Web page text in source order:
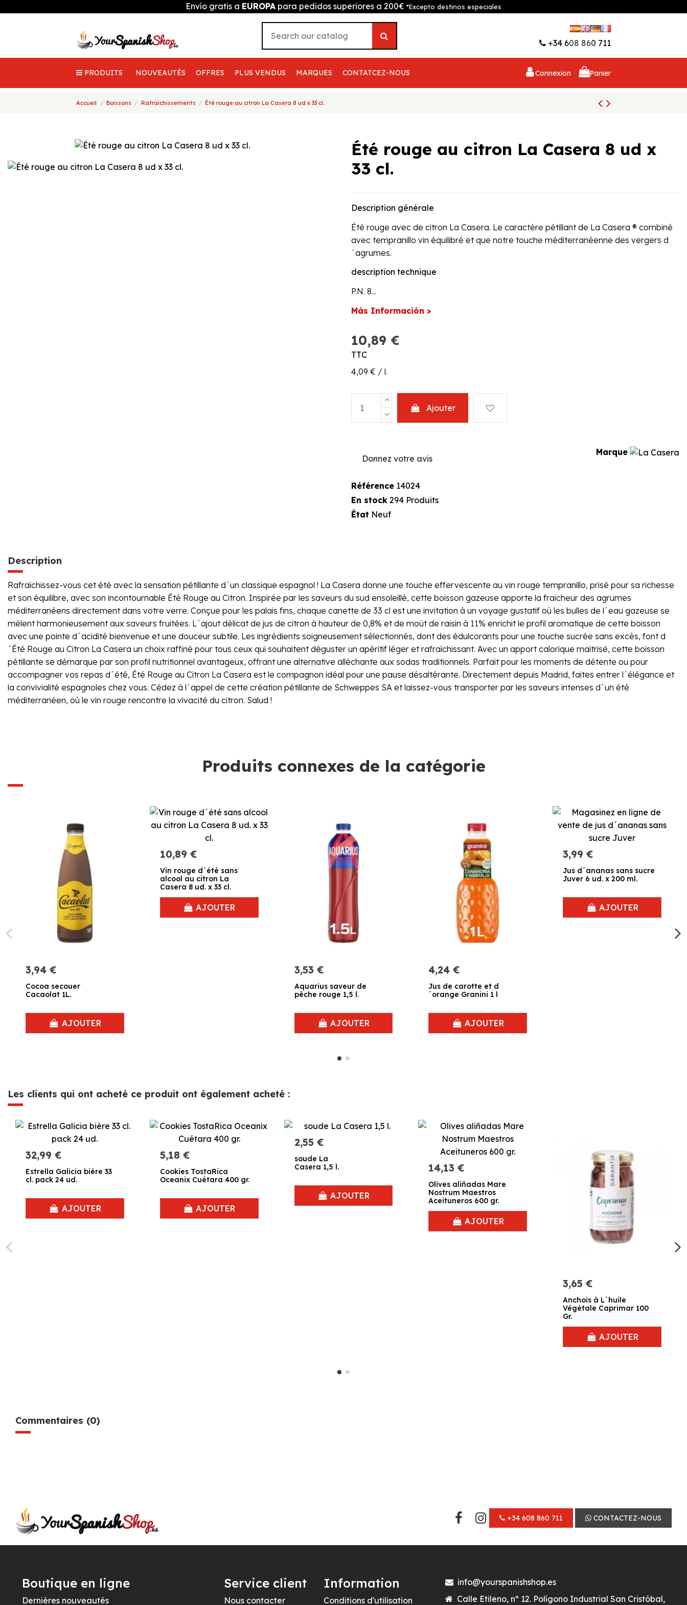
Envío gratis a EUROPA para pedidos superiores a 200€ *Excepto destinos especiales
+34 608 860 711
PRODUITS NOUVEAUTÉS OFFRES PLUS VENDUS MARQUES CONTATCEZ-NOUS Connexion Panier
Accueil Boissons Rafraîchissements Été rouge au citron La Casera 8 ud x 33 cl.
Été rouge au citron La Casera 8 ud x
33 cl.
Description générale
Été rouge avec de citron La Casera. Le caractère pétillant de La Casera ® combiné
avec tempranillo vin équilibré et que notre touche méditerranéenne des vergers d
´agrumes.
description technique
P.N. 8...
Más Información >
10,89 €
TTC
4,09 € / l.
Ajouter
Marque
Donnez votre avis
Référence 14024
En stock 294 Produits
État Neuf
Description
Rafraîchissez-vous cet été avec la sensation pétillante d´un classique espagnol ! La Casera donne une touche effervescente au vin rouge tempranillo, prisé pour sa richesse
et son équilibre, avec son incontournable Été Rouge au Citron. Inspirée par les saveurs du sud ensoleillé, cette boisson gazeuse apporte la fraîcheur des agrumes
méditerranéens directement dans votre verre. Conçue pour les palais fins, chaque canette de 33 cl est une invitation à un voyage gustatif où les bulles de l´eau gazeuse se
mêlent harmonieusement aux saveurs fruitées. L´ajout délicat de jus de citron à hauteur de 0,8% et de moût de raisin à 11% enrichit le profil aromatique de cette boisson
avec une pointe d´acidité bienvenue et une douceur subtile. Les ingrédients soigneusement sélectionnés, dont des édulcorants pour une touche sucrée sans excès, font d
´Été Rouge au Citron La Casera un choix raffiné pour tous ceux qui souhaitent déguster un apéritif léger et rafraîchissant. Avec un apport calorique maîtrisé, cette boisson
pétillante se démarque par son profil nutritionnel avantageux, offrant une alternative alléchante aux sodas traditionnels. Parfait pour les moments de détente ou pour
accompagner vos repas d´été, Été Rouge au Citron La Casera est le compagnon idéal pour une pause désaltérante. Directement depuis Madrid, faites entrer l´élégance et
la convivialité espagnoles chez vous. Cédez à l´appel de cette création pétillante de Schweppes SA et laissez-vous transporter par les saveurs intenses d´un été
méditerranéen, où le vin rouge rencontre la vivacité du citron. Salud !
Produits connexes de la catégorie
3,94 €
Cocoa secouer
Cacaolat 1L.
AJOUTER
10,89 €
Vin rouge d´été sans
alcool au citron La
Casera 8 ud. x 33 cl.
AJOUTER
3,53 €
Aquarius saveur de
pêche rouge 1,5 l.
AJOUTER
4,24 €
Jus de carotte et d
´orange Granini 1 l
AJOUTER
3,99 €
Jus d´ananas sans sucre
Juver 6 ud. x 200 ml.
AJOUTER
Les clients qui ont acheté ce produit ont également acheté :
32,99 €
Estrella Galicia bière 33
cl. pack 24 ud.
AJOUTER
5,18 €
Cookies TostaRica
Oceanix Cuétara 400 gr.
AJOUTER
2,55 €
soude La
Casera 1,5 l.
AJOUTER
14,13 €
Olives aliñadas Mare
Nostrum Maestros
Aceituneros 600 gr.
AJOUTER
3,65 €
Anchois à L´huile
Végétale Caprimar 100
Gr.
AJOUTER
Commentaires (0)
+34 608 860 711 CONTACTEZ-NOUS
Boutique en ligne
Dernières nouveautés
Service client
Nous contacter
Information
Conditions d'utilisation
info@yourspanishshop.es
Calle Etileno, nº 12. Polígono Industrial San Cristóbal,